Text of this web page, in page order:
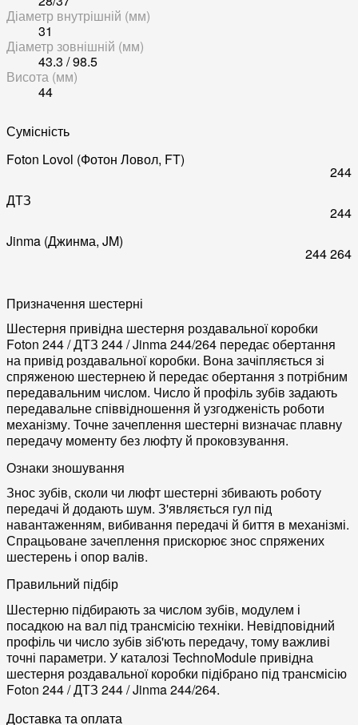
Діаметр внутрішній (мм)
31
Діаметр зовнішній (мм)
43.3 / 98.5
Висота (мм)
44
Сумісність
Foton Lovol (Фотон Ловол, FT)
244
ДТЗ
244
Jinma (Джинма, JM)
244264
Призначення шестерні
Шестерня привідна шестерня роздавальної коробки
Foton 244 / ДТЗ 244 / Jinma 244/264 передає обертання
на привід роздавальної коробки. Вона зачіпляється зі
спряженою шестернею й передає обертання з потрібним
передавальним числом. Число й профіль зубів задають
передавальне співвідношення й узгодженість роботи
механізму. Точне зачеплення шестерні визначає плавну
передачу моменту без люфту й проковзування.
Ознаки зношування
Знос зубів, сколи чи люфт шестерні збивають роботу
передачі й додають шум. З'являється гул під
навантаженням, вибивання передачі й биття в механізмі.
Спрацьоване зачеплення прискорює знос спряжених
шестерень і опор валів.
Правильний підбір
Шестерню підбирають за числом зубів, модулем і
посадкою на вал під трансмісію техніки. Невідповідний
профіль чи число зубів зіб'ють передачу, тому важливі
точні параметри. У каталозі TechnoModule привідна
шестерня роздавальної коробки підібрано під трансмісію
Foton 244 / ДТЗ 244 / Jinma 244/264.
Доставка та оплата